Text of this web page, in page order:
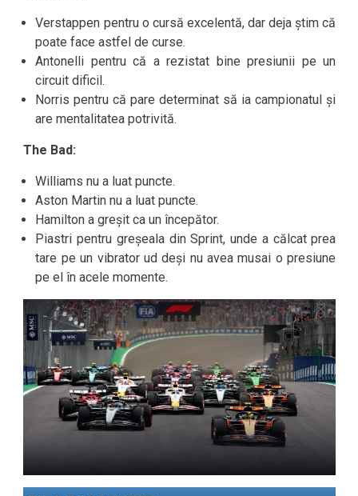
Verstappen pentru o cursă excelentă, dar deja știm că
poate face astfel de curse.
Antonelli pentru că a rezistat bine presiunii pe un
circuit dificil.
Norris pentru că pare determinat să ia campionatul și
are mentalitatea potrivită.
The Bad:
Williams nu a luat puncte.
Aston Martin nu a luat puncte.
Hamilton a greșit ca un începător.
Piastri pentru greșeala din Sprint, unde a călcat prea
tare pe un vibrator ud deși nu avea musai o presiune
pe el în acele momente.